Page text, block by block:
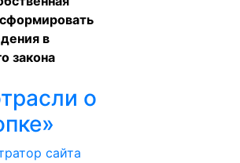
в
закона
о
сайта